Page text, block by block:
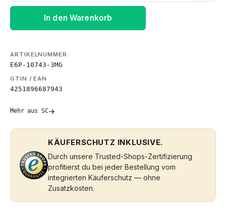
In den Warenkorb
ARTIKELNUMMER
E6P-10743-3MG
GTIN / EAN
4251896687943
Mehr aus SC→
KÄUFERSCHUTZ INKLUSIVE.
Durch unsere Trusted-Shops-Zertifizierung
profitierst du bei jeder Bestellung vom
integrierten Käuferschutz — ohne
Zusatzkosten.